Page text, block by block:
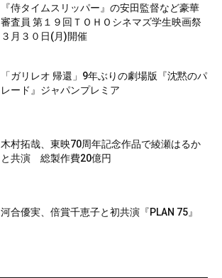
『侍タイムスリッパー』の安田監督など豪華
審査員 第１９回ＴＯＨＯシネマズ学生映画祭
３月３０日(月)開催
「ガリレオ 帰還」9年ぶりの劇場版『沈黙のパ
レード』ジャパンプレミア
木村拓哉、東映70周年記念作品で綾瀬はるか
と共演 総製作費20億円
河合優実、倍賞千恵子と初共演『PLAN 75』